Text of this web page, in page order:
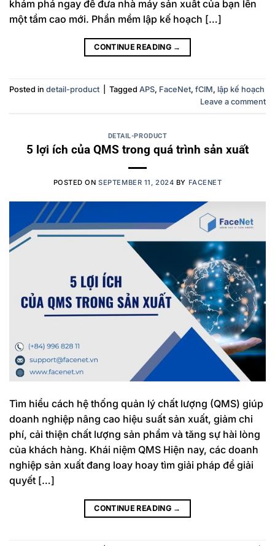
khám phá ngay để đưa nhà máy sản xuất của bạn lên
một tầm cao mới. Phần mềm lập kế hoạch […]
CONTINUE READING →
Posted in detail-product Tagged APS, FaceNet, fCIM, lập kế hoạch
Leave a comment
DETAIL-PRODUCT
5 lợi ích của QMS trong quá trình sản xuất
POSTED ONSEPTEMBER 11, 2024 BY FACENET
Tìm hiểu cách hệ thống quản lý chất lượng (QMS) giúp
doanh nghiệp nâng cao hiệu suất sản xuất, giảm chi
phí, cải thiện chất lượng sản phẩm và tăng sự hài lòng
của khách hàng. Khái niệm QMS Hiện nay, các doanh
nghiệp sản xuất đang loay hoay tìm giải pháp để giải
quyết […]
CONTINUE READING →